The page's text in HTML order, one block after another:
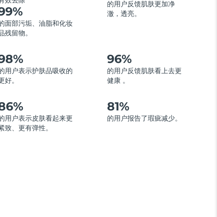
面部污垢、油脂和化妆
残留物。
的用户反馈肌肤更加净
澈，透亮。
用户表示护肤品吸收的
好。
96%
的用户反馈肌肤看上去更
健康 。
用户表示皮肤看起来更
致、更有弹性。
81%
的用户报告了瑕疵减少。